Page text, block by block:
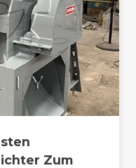
Zum